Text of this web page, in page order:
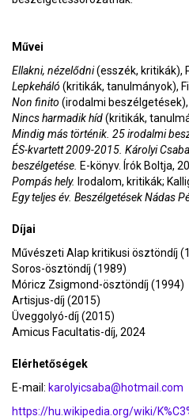
Művei
Ellakni, nézelődni(esszék, kritikák),
Lepkeháló (kritikák, tanulmányok),
Non finito (irodalmi
Nincs harmadik híd(kritikák,
Mindig más történik. 25 irodalmi
ÉS-kvartett 2009-2015. Károlyi
beszélgetése. E-könyv. Írók Boltja,
Pompás hely. Irodalom, kritikák;
Egy teljes év. Beszélgetések Nádas
Díjai
Művészeti Alap kritikusi ösztöndíj
Soros-ösztöndíj (1989)
Móricz Zsigmond-ösztöndíj (1994)
Artisjus-díj (2015)
Üveggolyó-díj (2015)
Amicus Facultatis-díj, 2024
Elérhetőségek
E-mail: karolyicsaba@hotmail.com
https://hu.wikipedia.org/wiki/